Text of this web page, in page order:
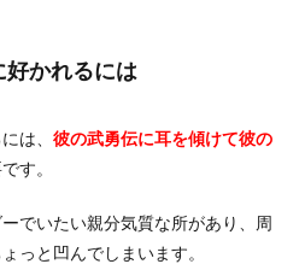
かれるには
は、 彼の武勇伝に耳を傾けて彼の
す。
でいたい親分気質な所があり、周
っと凹んでしまいます。